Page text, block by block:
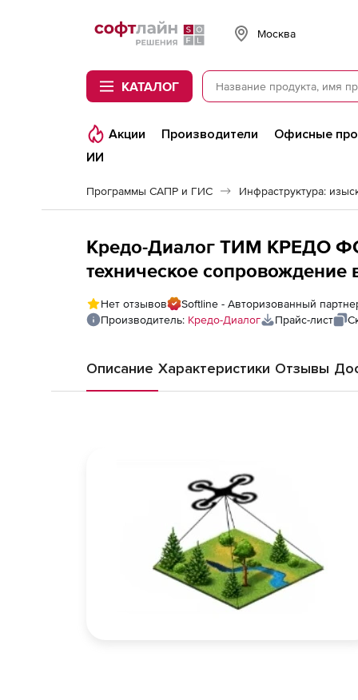
Softline
Москва
КАТАЛОГ
Акции Производители Офисные
ИИ
Программы САПР и ГИС Инфраструктура:
Кредо-Диалог ТИМ КРЕДО
техническое сопровождение
приобретении отдельно от
восстановлении права на
Нет отзывов
Softline - Авторизованный
Производитель: Кредо-Диалог Прайс-лист
Описание Характеристики Отзывы